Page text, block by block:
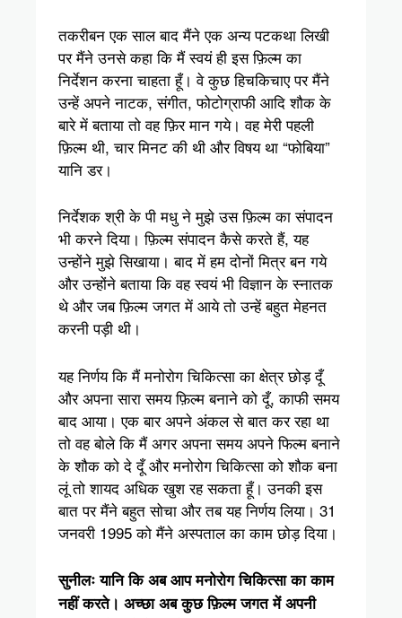
तकरीबन एक साल बाद मैंने एक अन्य पटकथा लिखी
पर मैंने उनसे कहा कि मैं स्वयं ही इस फ़िल्म का
निर्देशन करना चाहता हूँ। वे कुछ हिचकिचाए पर मैंने
उन्हें अपने नाटक, संगीत, फोटोग्राफी आदि शौक के
बारे में बताया तो वह फ़िर मान गये। वह मेरी पहली
फ़िल्म थी, चार मिनट की थी और विषय था “फोबिया”
यानि डर।
निर्देशक श्री के पी मधु ने मुझे उस फ़िल्म का संपादन
भी करने दिया। फ़िल्म संपादन कैसे करते हैं, यह
उन्होंने मुझे सिखाया। बाद में हम दोनों मित्र बन गये
और उन्होंने बताया कि वह स्वयं भी विज्ञान के स्नातक
थे और जब फ़िल्म जगत में आये तो उन्हें बहुत मेहनत
करनी पड़ी थी।
यह निर्णय कि मैं मनोरोग चिकित्सा का क्षेत्र छोड़ दूँ
और अपना सारा समय फ़िल्म बनाने को दूँ, काफी समय
बाद आया। एक बार अपने अंकल से बात कर रहा था
तो वह बोले कि मैं अगर अपना समय अपने फिल्म बनाने
के शौक को दे दूँ और मनोरोग चिकित्सा को शौक बना
लूं तो शायद अधिक खुश रह सकता हूँ। उनकी इस
बात पर मैंने बहुत सोचा और तब यह निर्णय लिया। 31
जनवरी 1995 को मैंने अस्पताल का काम छोड़ दिया।
सुनीलः यानि कि अब आप मनोरोग चिकित्सा का काम
नहीं करते। अच्छा अब कुछ फ़िल्म जगत में अपनी